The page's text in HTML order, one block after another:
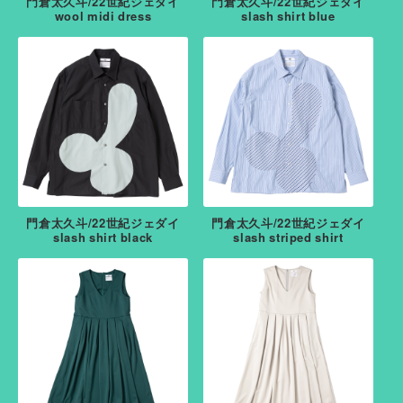
wool midi dress
slash shirt blue
門倉太久斗/22世紀ジェダイ
slash shirt black
門倉太久斗/22世紀ジェダイ
slash striped shirt